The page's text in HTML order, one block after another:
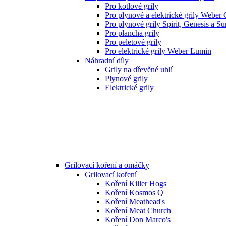
Pro kotlové grily
Pro plynové a elektrické grily Weber
Pro plynové grily Spirit, Genesis a
Pro plancha grily
Pro peletové grily
Pro elektrické grily Weber Lumin
Náhradní díly
Grily na dřevěné uhlí
Plynové grily
Elektrické grily
Grilovací koření a omáčky
Grilovací koření
Koření Killer Hogs
Koření Kosmos Q
Koření Meathead's
Koření Meat Church
Koření Don Marco's